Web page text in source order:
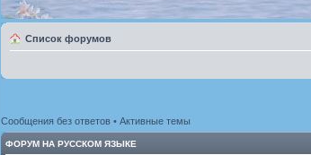
Список форумов
Сообщения без ответов• Активные темы
ФОРУМ НА РУССКОМ ЯЗЫКЕ